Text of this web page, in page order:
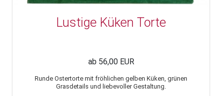
Lustige Küken Torte
ab 56,00 EUR
Runde Ostertorte mit fröhlichen gelben Küken, grünen
Grasdetails und liebevoller Gestaltung.